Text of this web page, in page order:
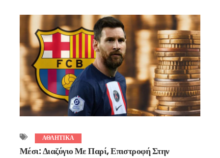
ΑΘΛΗΤΙΚΑ
Μέσι: Διαζύγιο Με Παρί, Επιστροφή Στην